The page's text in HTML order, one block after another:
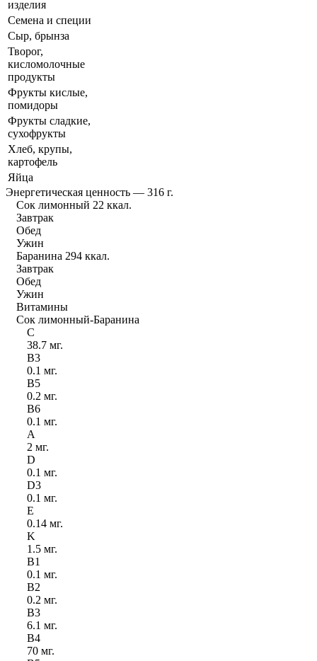
изделия
Семена и специи
Сыр, брынза
Творог,
кисломолочные
продукты
Фрукты кислые,
помидоры
Фрукты сладкие,
сухофрукты
Хлеб, крупы,
картофель
Яйца
Энергетическая ценность — 316 г.
Сок лимонный 22 ккал.
Завтрак
Обед
Ужин
Баранина 294 ккал.
Завтрак
Обед
Ужин
Витамины
Сок лимонный-Баранина
C
38.7 мг.
B3
0.1 мг.
B5
0.2 мг.
B6
0.1 мг.
A
2 мг.
D
0.1 мг.
D3
0.1 мг.
E
0.14 мг.
K
1.5 мг.
B1
0.1 мг.
B2
0.2 мг.
B3
6.1 мг.
B4
70 мг.